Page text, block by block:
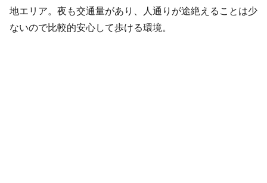
地エリア。夜も交通量があり、人通りが途絶えることは少
ないので比較的安心して歩ける環境。